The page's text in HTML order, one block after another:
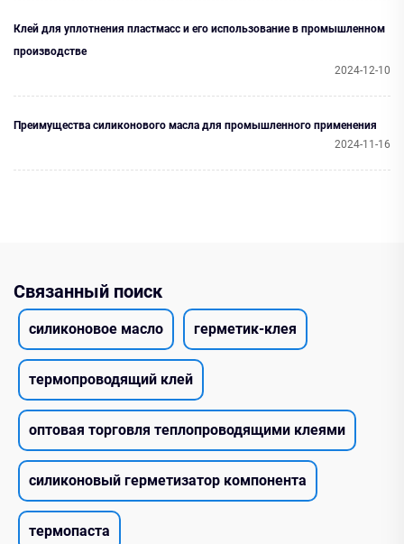
Клей для уплотнения пластмасс и его использование в промышленном
производстве
2024-12-10
Преимущества силиконового масла для промышленного применения
2024-11-16
Связанный поиск
силиконовое масло герметик-клея
термопроводящий клей
оптовая торговля теплопроводящими клеями
силиконовый герметизатор компонента
термопаста